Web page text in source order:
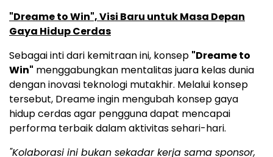
"Dreame to Win", Visi Baru untuk Masa Depan
Gaya Hidup Cerdas
Sebagai inti dari kemitraan ini, konsep "Dreame to
Win" menggabungkan mentalitas juara kelas dunia
dengan inovasi teknologi mutakhir. Melalui konsep
tersebut, Dreame ingin mengubah konsep gaya
hidup cerdas agar pengguna dapat mencapai
performa terbaik dalam aktivitas sehari-hari.
"Kolaborasi ini bukan sekadar kerja sama sponsor,